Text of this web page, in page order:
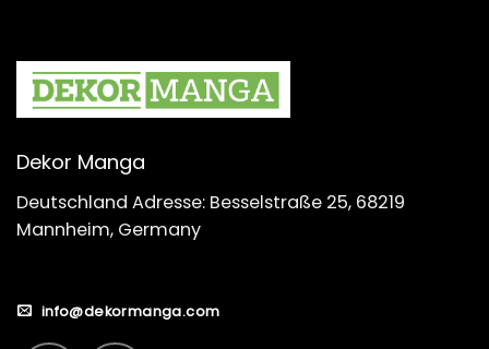
Dekor Manga
Deutschland Adresse: Besselstraße 25, 68219
Mannheim, Germany
info@dekormanga.com